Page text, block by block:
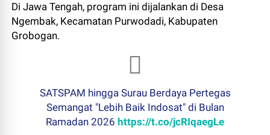
Di Jawa Tengah, program ini dijalankan di Desa
Ngembak, Kecamatan Purwodadi, Kabupaten
Grobogan.
SATSPAM hingga Surau Berdaya Pertegas
Semangat "Lebih Baik Indosat" di Bulan
Ramadan 2026 https://t.co/jcRIqaegLe